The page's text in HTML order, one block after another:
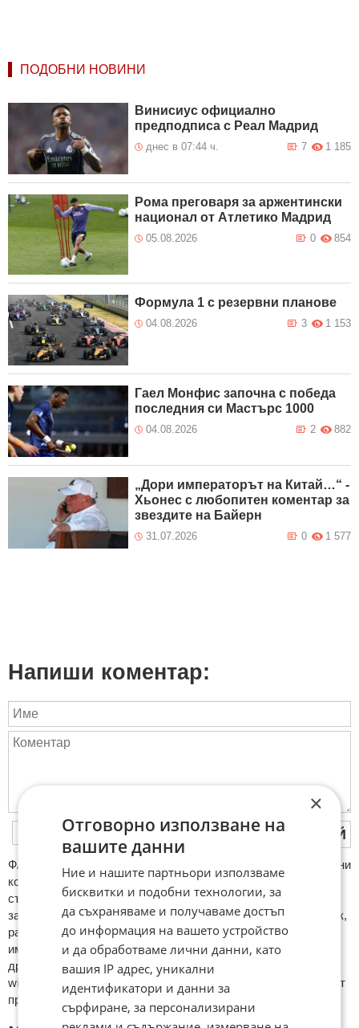
ПОДОБНИ НОВИНИ
Винисиус официално
предподписа с Реал Мадрид
днес в 07:44 ч. 1 185
7
Рома преговаря за аржентински
национал от Атлетико Мадрид
05.08.2026 854
0
Формула 1 с резервни планове
04.08.2026 1 153
3
Гаел Монфис започна с победа
последния си Мастърс 1000
04.08.2026 882
2
„Дори императорът на Китай…“ -
Хьонес с любопитен коментар за
звездите на Байерн
31.07.2026 1 577
0
Напиши коментар:
ПУБЛИКУВАЙ
ФAКТИ.БГ нe тoлeрирa oбидни кoмeнтaри и cпaм. Нeкoрeктни
кoмeнтaри щe бъдaт изтривaни. Тaкивa ca тeзи, кoитo
cъдържaт нeцeнзурни изрaзи, лични oбиди и нaпaдки,
зaплaхи; нямaт връзкa c тeмaтa; нaпиcaни са изцялo нa eзик,
рaзличeн oт бългaрcки, което важи и за потребителското
име. Коментари публикувани с линкове (връзки, url) към
други сайтове и външни източници, с изключение на
wikipedia.org, mobile.bg, imot.bg, zaplata.bg, bazar.bg ще бъдат
премахнати.
×
Отговорно използване на
вашите данни
Ние и нашите партньори използваме
бисквитки и подобни технологии, за
да съхраняваме и получаваме достъп
до информация на вашето устройство
и да обработваме лични данни, като
вашия IP адрес, уникални
идентификатори и данни за
сърфиране, за персонализирани